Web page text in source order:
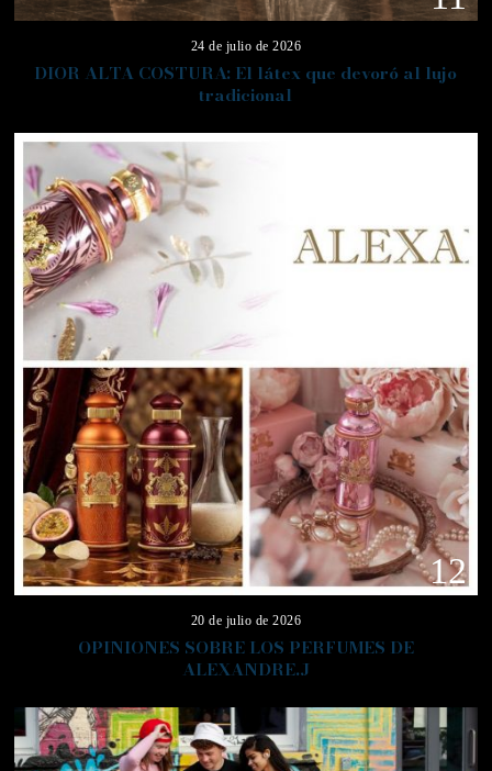
24 de julio de 2026
DIOR ALTA COSTURA: El látex que devoró al lujo
tradicional
12
20 de julio de 2026
OPINIONES SOBRE LOS PERFUMES DE
ALEXANDRE.J